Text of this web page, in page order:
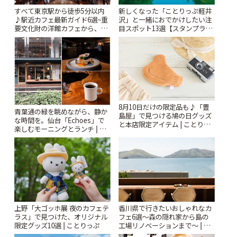
すべて東京駅から徒歩5分以内
♪駅近カフェ最新ガイド6選~重
要文化財の洋館カフェから、改
札すぐのレトロ喫茶まで~ | こと
りっぷ
新しくなった「ことりっぷ軽井
沢」と一緒におでかけしたい注
目スポット13選【スタンプラリ
ー開催中】 | ことりっぷ
青葉通の緑を眺めながら、静か
な時間を。仙台「Echoes」で
楽しむモーニングとランチ | こ
とりっぷ
8月10日だけの限定品も♪「豊
島屋」で見つける鳩の日グッズ
と本店限定アイテム | ことりっ
上野「大ゴッホ展 夜のカフェテ
ラス」で見つけた、オリジナル
限定グッズ10選 | ことりっぷ
香川県で行きたいおしゃれなカ
フェ6選〜森の隠れ家から島の
工場リノベーションまで〜 | こ
とりっぷ